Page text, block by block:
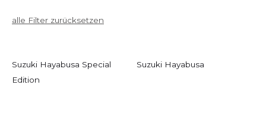
alle Filter zurücksetzen
Suzuki Hayabusa Special
Edition
Suzuki Hayabusa